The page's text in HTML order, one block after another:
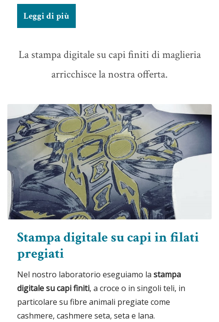
Leggi di più
La stampa digitale su capi finiti di maglieria
arricchisce la nostra offerta.
Stampa digitale su capi in filati
pregiati
Nel nostro laboratorio eseguiamo la stampa
digitale su capi finiti, a croce o in singoli teli, in
particolare su fibre animali pregiate come
cashmere, cashmere seta, seta e lana.